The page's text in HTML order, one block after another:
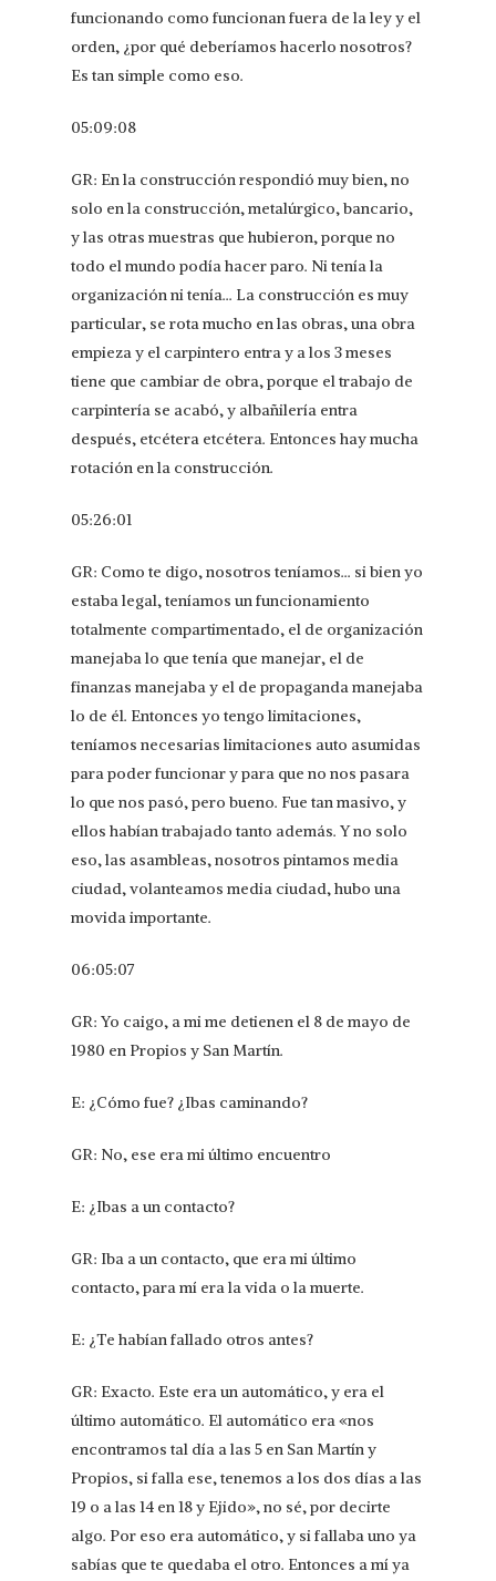
funcionando como funcionan fuera de la ley y el
orden, ¿por qué deberíamos hacerlo nosotros?
Es tan simple como eso.
05:09:08
GR: En la construcción respondió muy bien, no
solo en la construcción, metalúrgico, bancario,
y las otras muestras que hubieron, porque no
todo el mundo podía hacer paro. Ni tenía la
organización ni tenía… La construcción es muy
particular, se rota mucho en las obras, una obra
empieza y el carpintero entra y a los 3 meses
tiene que cambiar de obra, porque el trabajo de
carpintería se acabó, y albañilería entra
después, etcétera etcétera. Entonces hay mucha
rotación en la construcción.
05:26:01
GR: Como te digo, nosotros teníamos… si bien yo
estaba legal, teníamos un funcionamiento
totalmente compartimentado, el de organización
manejaba lo que tenía que manejar, el de
finanzas manejaba y el de propaganda manejaba
lo de él. Entonces yo tengo limitaciones,
teníamos necesarias limitaciones auto asumidas
para poder funcionar y para que no nos pasara
lo que nos pasó, pero bueno. Fue tan masivo, y
ellos habían trabajado tanto además. Y no solo
eso, las asambleas, nosotros pintamos media
ciudad, volanteamos media ciudad, hubo una
movida importante.
06:05:07
GR: Yo caigo, a mi me detienen el 8 de mayo de
1980 en Propios y San Martín.
E: ¿Cómo fue? ¿Ibas caminando?
GR: No, ese era mi último encuentro
E: ¿Ibas a un contacto?
GR: Iba a un contacto, que era mi último
contacto, para mí era la vida o la muerte.
E: ¿Te habían fallado otros antes?
GR: Exacto. Este era un automático, y era el
último automático. El automático era «nos
encontramos tal día a las 5 en San Martín y
Propios, si falla ese, tenemos a los dos días a las
19 o a las 14 en 18 y Ejido», no sé, por decirte
algo. Por eso era automático, y si fallaba uno ya
sabías que te quedaba el otro. Entonces a mí ya